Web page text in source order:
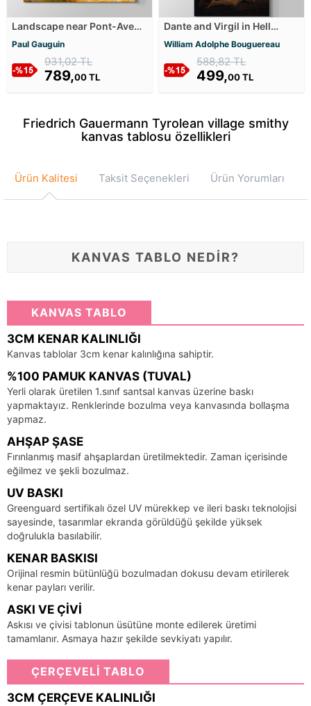
Landscape near Pont-Aven
Kanvas Tablosu
Paul Gauguin
931,02 TL
789,00 TL
Dante and Virgil in Hell
Kanvas Tablosu
William Adolphe Bouguereau
588,82 TL
499,00 TL
Friedrich Gauermann Tyrolean village smithy
kanvas tablosu özellikleri
Ürün Kalitesi Taksit Seçenekleri Ürün Yorumları
KANVAS TABLO NEDİR?
KANVAS TABLO
3CM KENAR KALINLIĞI
Kanvas tablolar 3cm kenar kalınlığına sahiptir.
%100 PAMUK KANVAS (TUVAL)
Yerli olarak üretilen 1.sınıf santsal kanvas üzerine baskı
yapmaktayız. Renklerinde bozulma veya kanvasında bollaşma
yapmaz.
AHŞAP ŞASE
Fırınlanmış masif ahşaplardan üretilmektedir. Zaman içerisinde
eğilmez ve şekli bozulmaz.
UV BASKI
Greenguard sertifikalı özel UV mürekkep ve ileri baskı teknolojisi
sayesinde, tasarımlar ekranda görüldüğü şekilde yüksek
doğrulukla basılabilir.
KENAR BASKISI
Orijinal resmin bütünlüğü bozulmadan dokusu devam etirilerek
kenar payları verilir.
ASKI VE ÇIVI
Askısı ve çivisi tablonun üsütüne monte edilerek üretimi
tamamlanır. Asmaya hazır şekilde sevkiyatı yapılır.
ÇERÇEVELİ TABLO
3CM ÇERÇEVE KALINLIĞI